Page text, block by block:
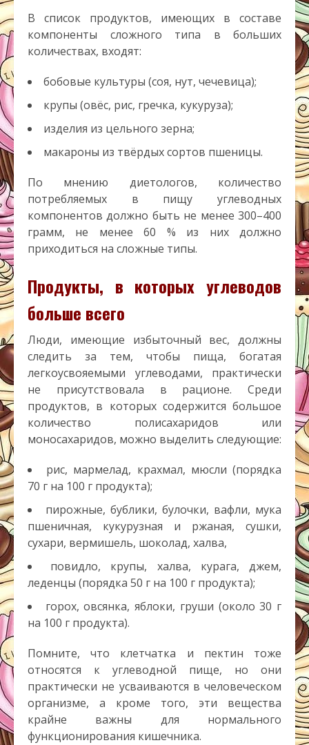
В список продуктов, имеющих в составе
компоненты сложного типа в больших
количествах, входят:
бобовые культуры (соя, нут, чечевица);
крупы (овёс, рис, гречка, кукуруза);
изделия из цельного зерна;
макароны из твёрдых сортов пшеницы.
По мнению диетологов, количество
потребляемых в пищу углеводных
компонентов должно быть не менее 300–400
грамм, не менее 60 % из них должно
приходиться на сложные типы.
Продукты, в которых углеводов
больше всего
Люди, имеющие избыточный вес, должны
следить за тем, чтобы пища, богатая
легкоусвояемыми углеводами, практически
не присутствовала в рационе. Среди
продуктов, в которых содержится большое
количество полисахаридов или
моносахаридов, можно выделить следующие:
рис, мармелад, крахмал, мюсли (порядка
70 г на 100 г продукта);
пирожные, бублики, булочки, вафли, мука
пшеничная, кукурузная и ржаная, сушки,
сухари, вермишель, шоколад, халва,
повидло, крупы, халва, курага, джем,
леденцы (порядка 50 г на 100 г продукта);
горох, овсянка, яблоки, груши (около 30 г
на 100 г продукта).
Помните, что клетчатка и пектин тоже
относятся к углеводной пище, но они
практически не усваиваются в человеческом
организме, а кроме того, эти вещества
крайне важны для нормального
функционирования кишечника.